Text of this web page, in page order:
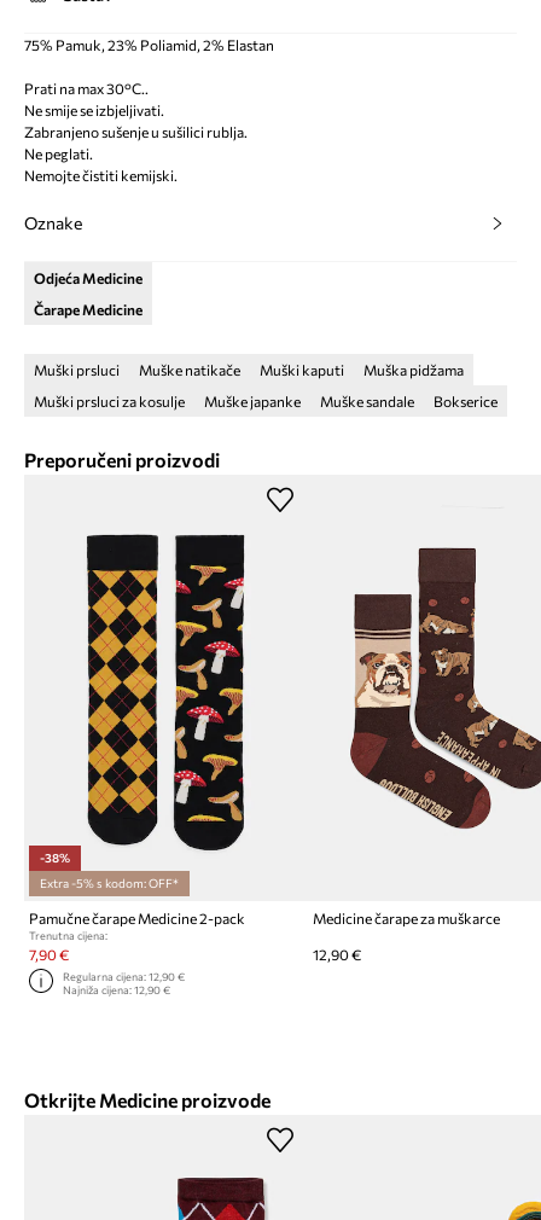
75% Pamuk, 23% Poliamid, 2% Elastan
Prati na max 30°C..
Ne smije se izbjeljivati.
Zabranjeno sušenje u sušilici rublja.
Ne peglati.
Nemojte čistiti kemijski.
Oznake
Odjeća Medicine
Čarape Medicine
Muški prsluci Muške natikače Muški kaputi
Muška pidžama
Muški prsluci za kosulje
Muške japanke Muške sandale Bokserice
Preporučeni proizvodi
-38%
Extra -5% s kodom: OFF*
Pamučne čarape Medicine 2-pack
Trenutna cijena:
7,90 €
Regularna cijena:12,90 €
Najniža cijena:12,90 €
Medicine čarape za muškarce
12,90 €
Otkrijte Medicine proizvode